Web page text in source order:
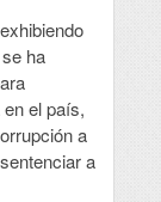
ha
el país,
a
a